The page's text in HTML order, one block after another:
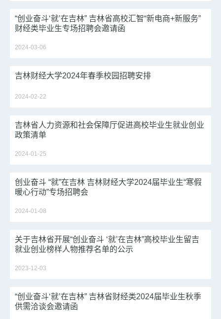
“创业奋斗‘就’在吉林” 吉林省高校汇智“新电商+新服务”
财经类毕业生专场招聘会邀请函
2024-03-06
吉林财经大学2024年春季校园招聘安排
2024-02-22
吉林省人力资源和社会保障厅促进高校毕业生就业创业
政策清单
2024-01-25
创业奋斗 “就”在吉林 吉林财经大学2024届毕业生“寒假
暖心行动”专场招聘会
2024-01-08
关于吉林省开展“创业奋斗 ‘就’在吉林”高校毕业生留吉
就业创业榜样人物推荐名单的公示
2023-12-03
“创业奋斗‘就’在吉林” 吉林省财经类2024届毕业生秋季
供需洽谈会邀请函